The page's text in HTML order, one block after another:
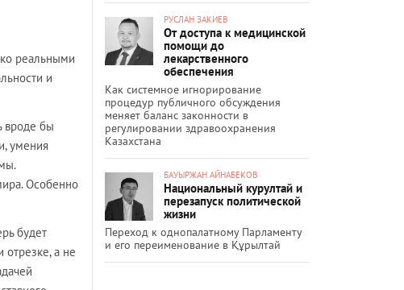
реальными
и
вроде бы
умения
Особенно
будет
а не
РУСЛАН ЗАКИЕВ
От доступа к медицинской
помощи до
лекарственного
обеспечения
Как системное игнорирование
процедур публичного обсуждения
меняет баланс законности в
регулировании здравоохранения
Казахстана
БАУЫРЖАН АЙНАБЕКОВ
Национальный курултай и
перезапуск политической
жизни
Переход к однопалатному Парламенту
и его переименование в Құрылтай